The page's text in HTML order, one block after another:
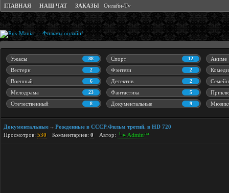
ГЛАВНАЯ НАШ ЧАТ ЗАКАЗЫ Онлайн-Tv
88
Ужасы 12
Спорт Аниме
2
Вестерн 2
Фэнтези
6
Военный 2
Детектив
23
Мелодрама 5
Фантастика
8
Отечественный 9
Документальные
Документальные → Рожденные в СССР.Фильм третий. в HD 720
Просмотров: 530 Комментариев: 0 Автор: └►Admin™